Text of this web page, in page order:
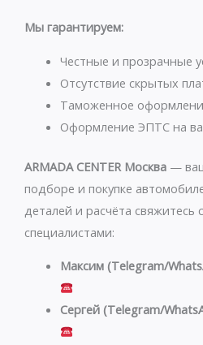
s
p
p
g
a
m
Мы гарантируем:
Честные и прозрачные
Отсутствие скрытых
Таможенное
Оформление ЭПТС на
ARMADA CENTER Москва —
подборе и покупке
деталей и расчёта свяжитесь
специалистами:
Максим (Telegram/
Сергей (Telegram/